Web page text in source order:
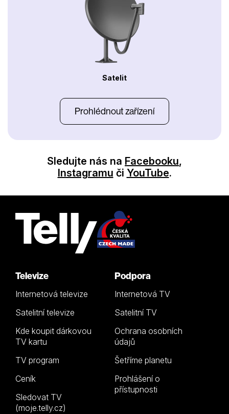
Satelit
Prohlédnout zařízení
Sledujte nás na Facebooku,
Instagramu či YouTube.
Televize
Internetová televize
Satelitní televize
Kde koupit dárkovou
TV kartu
TV program
Ceník
Sledovat TV
(moje.telly.cz)
Podpora
Internetová TV
Satelitní TV
Ochrana osobních
údajů
Šetříme planetu
Prohlášení o
přístupnosti